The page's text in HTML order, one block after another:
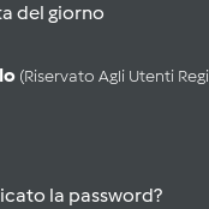
del giorno
(riservato Agli Utenti
la password?